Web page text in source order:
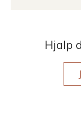
Hjalp